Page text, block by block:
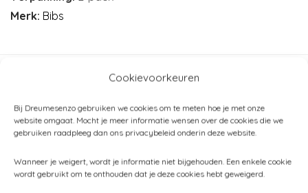
Cookievoorkeuren
Bij Dreumesenzo gebruiken we cookies om te meten hoe je met onze
website omgaat. Mocht je meer informatie wensen over de cookies die we
gebruiken raadpleeg dan ons privacybeleid onderin deze website.
Wanneer je weigert, wordt je informatie niet bijgehouden. Een enkele cookie
wordt gebruikt om te onthouden dat je deze cookies hebt geweigerd.
Merk: Bibs
Categorieën:
Spenen en accessoires Baby Bedtijd
Gerelateerde producten